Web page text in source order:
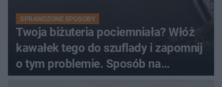
SPRAWDZONE SPOSOBY
Twoja biżuteria pociemniała? Włóż
kawałek tego do szuflady i zapomnij
o tym problemie. Sposób na
pociemniałą biżuterię